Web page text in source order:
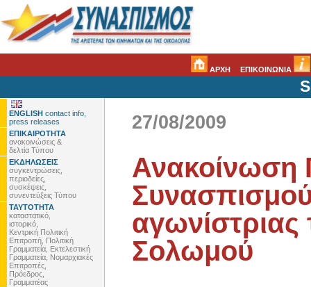
ΑΡΧΗ ΕΠΙΚΟΙΝΩΝΙΑ
ENGLISH contact info,
press releases
ΕΠΙΚΑΙΡΟΤΗΤΑ
ανακοινώσεις &
δελτία Τύπου
ΕΚΔΗΛΩΣΕΙΣ
συγκεντρώσεις,
περιοδείες,
συσκέψεις,
συνεντεύξεις Τύπου
ΤΑΥΤΟΤΗΤΑ
καταστατικό,
ιστορικό,
Κεντρική Πολιτική
Επιτροπή, Πολιτική
Γραμματεία, Εκτελεστική
Γραμματεία, Νομαρχιακές
Επιτροπές,
Πρόεδρος,
Γραμματέας
27/08/2009
Ανακοίνωση
αγωνίστριας
Σολωμού